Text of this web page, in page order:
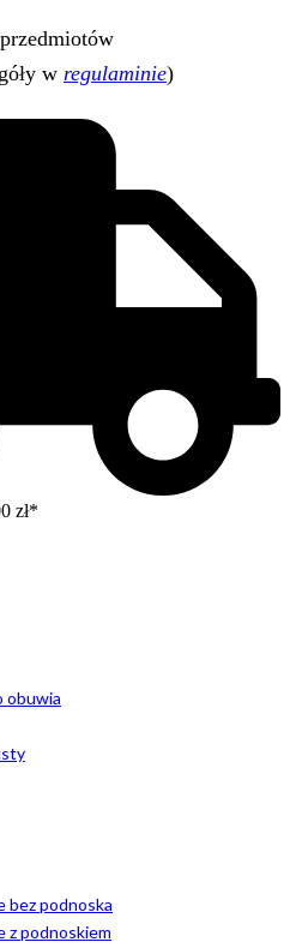
w regulaminie)
zł*
obuwia
bez podnoska
z podnoskiem